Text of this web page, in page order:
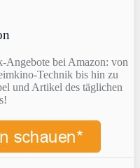
Angebote bei Amazon: von
Technik bis hin zu
und Artikel des täglichen